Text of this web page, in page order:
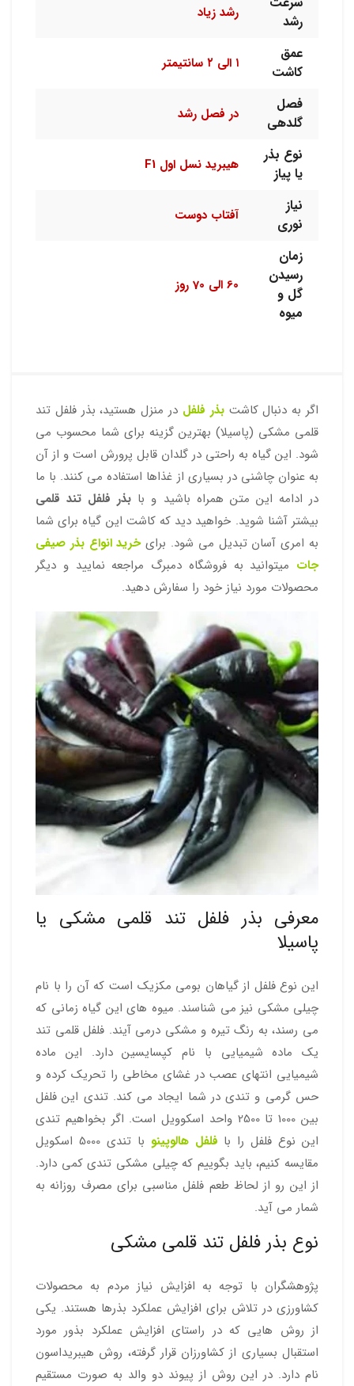
رشد
رشد زیاد
عمق
کاشت
۱ الی ۲ سانتیمتر
فصل
گلدهی
در فصل رشد
نوع بذر
یا پیاز
هیبرید نسل اول F1
نیاز
نوری
آفتاب دوست
زمان
رسیدن
گل و
میوه
60 الی 70 روز
اگر به دنبال کاشتبذر فلفل در منزل هستید، بذر فلفل تند
قلمی مشکی (پاسیلا) بهترین گزینه برای شما محسوب می
شود. این گیاه به راحتی در گلدان قابل پرورش است و از آن
به عنوان چاشنی در بسیاری از غذاها استفاده می کنند. با ما
در ادامه این متن همراه باشید و با بذر فلفل تند قلمی
بیشتر آشنا شوید. خواهید دید که کاشت این گیاه برای شما
به امری آسان تبدیل می شود. برایخرید انواع بذر صیفی
جات میتوانید به فروشگاه دمبرگ مراجعه نمایید و دیگر
محصولات مورد نیاز خود را سفارش دهید.
معرفی بذر فلفل تند قلمی مشکی یا
پاسیلا
این نوع فلفل از گیاهان بومی مکزیک است که آن را با نام
چیلی مشکی نیز می شناسند. میوه های این گیاه زمانی که
می رسند، به رنگ تیره و مشکی درمی آیند. فلفل قلمی تند
یک ماده شیمیایی با نام کپسایسین دارد. این ماده
شیمیایی انتهای عصب در غشای مخاطی را تحریک کرده و
حس گرمی و تندی در شما ایجاد می کند. تندی این فلفل
بین 1000 تا 2500 واحد اسکوویل است. اگر بخواهیم تندی
این نوع فلفل را با فلفل هالوپینو
با تندی 5000 اسکویل
مقایسه کنیم، باید بگوییم که چیلی مشکی تندی کمی دارد.
از این رو از لحاظ طعم فلفل مناسبی برای مصرف روزانه به
شمار می آید.
نوع بذر فلفل تند قلمی مشکی
پژوهشگران با توجه به افزایش نیاز مردم به محصولات
کشاورزی در تلاش برای افزایش عملکرد بذرها هستند. یکی
از روش هایی که در راستای افزایش عملکرد بذور مورد
استقبال بسیاری از کشاورزان قرار گرفته، روش هیبریداسون
نام دارد. در این روش از پیوند دو والد به صورت مستقیم